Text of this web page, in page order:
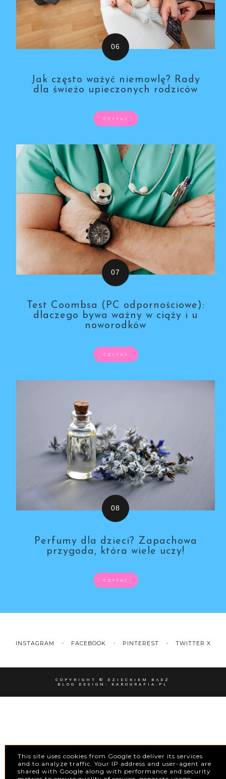
Jak często ważyć niemowlę? Rady
dla świeżo upieczonych rodziców
CZYTAJ
Test Coombsa (PC odpornościowe):
dlaczego bywa ważny w ciąży i u
noworodków
CZYTAJ
Perfumy dla dzieci? Zapachowa
przygoda, która wiele uczy!
CZYTAJ
INSTAGRAM FACEBOOK PINTEREST TWITTER X
COPYRIGHT © DZIECKIEM BĄDŹ
BLOG DESIGN: KAROGRAFIA.PL
This site uses cookies from Google to deliver its services
and to analyze traffic. Your IP address and user-agent are
shared with Google along with performance and security